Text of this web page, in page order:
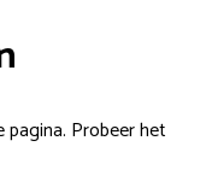
Probeer het